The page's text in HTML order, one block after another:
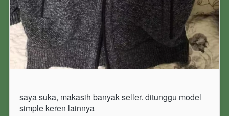
saya suka, makasih banyak seller. ditunggu model
simple keren lainnya